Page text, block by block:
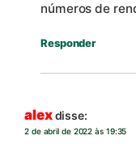
números de
Responder
alexdisse:
2 de abril de 2022 às 19:35